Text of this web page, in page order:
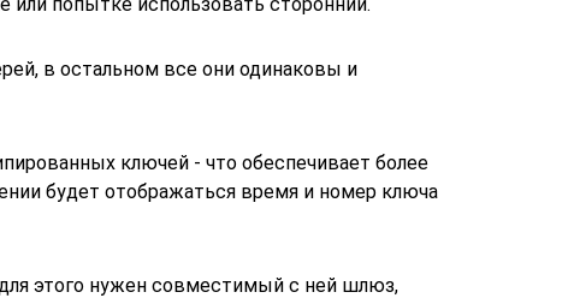
в остальном все они одинаковы и
ключей - что обеспечивает более
будет отображаться время и номер ключа
этого нужен совместимый с ней шлюз,